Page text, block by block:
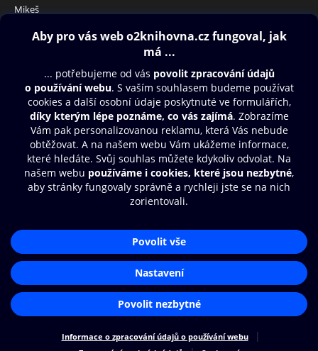
Mikeš
69 Kč
Obsah ke stažení
Moje O2 Knihovna
Další zábava
© O2 Czech Republic a.s.
Přístupnost
Zásady zpracování osobních údajů
Nastavení cookies
Aplikace O2 Knihovna
Čti a poslouchej své e-knihy a
audioknihy rychleji a pohodlněji.